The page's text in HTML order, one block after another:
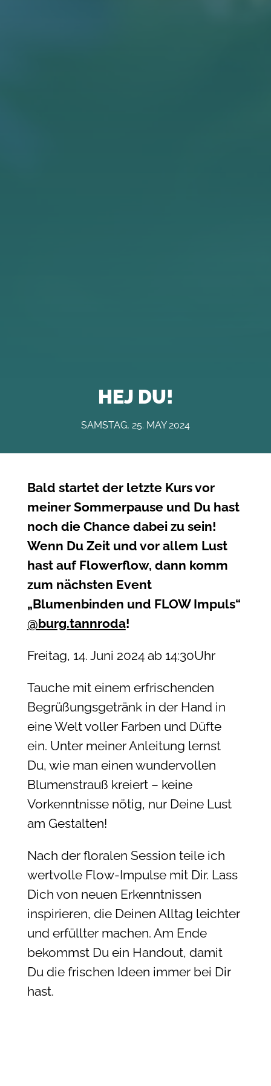
HEJ DU!
SAMSTAG, 25. MAY 2024
Bald startet der letzte Kurs vor
meiner Sommerpause und Du hast
noch die Chance dabei zu sein!
Wenn Du Zeit und vor allem Lust
hast auf Flowerflow, dann komm
zum nächsten Event
„Blumenbinden und FLOW Impuls“
@burg.tannroda!
Freitag, 14. Juni 2024 ab 14:30Uhr
Tauche mit einem erfrischenden
Begrüßungsgetränk in der Hand in
eine Welt voller Farben und Düfte
ein. Unter meiner Anleitung lernst
Du, wie man einen wundervollen
Blumenstrauß kreiert – keine
Vorkenntnisse nötig, nur Deine Lust
am Gestalten!
Nach der floralen Session teile ich
wertvolle Flow-Impulse mit Dir. Lass
Dich von neuen Erkenntnissen
inspirieren, die Deinen Alltag leichter
und erfüllter machen. Am Ende
bekommst Du ein Handout, damit
Du die frischen Ideen immer bei Dir
hast.